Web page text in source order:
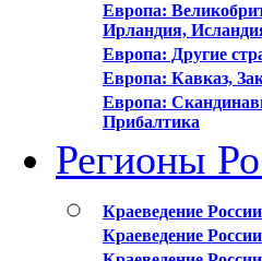
Европа:
Ирландия,
Европа: Другие
Европа: Кавказ,
Европа:
Прибалтика
Регионы
Краеведение
Краеведение